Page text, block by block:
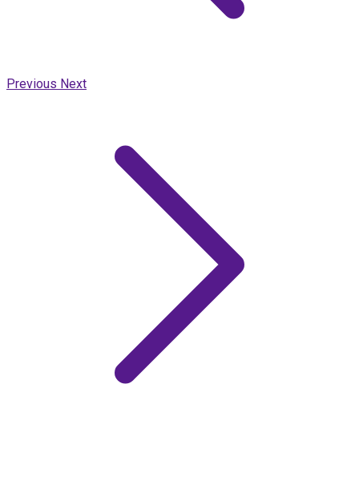
Previous Next